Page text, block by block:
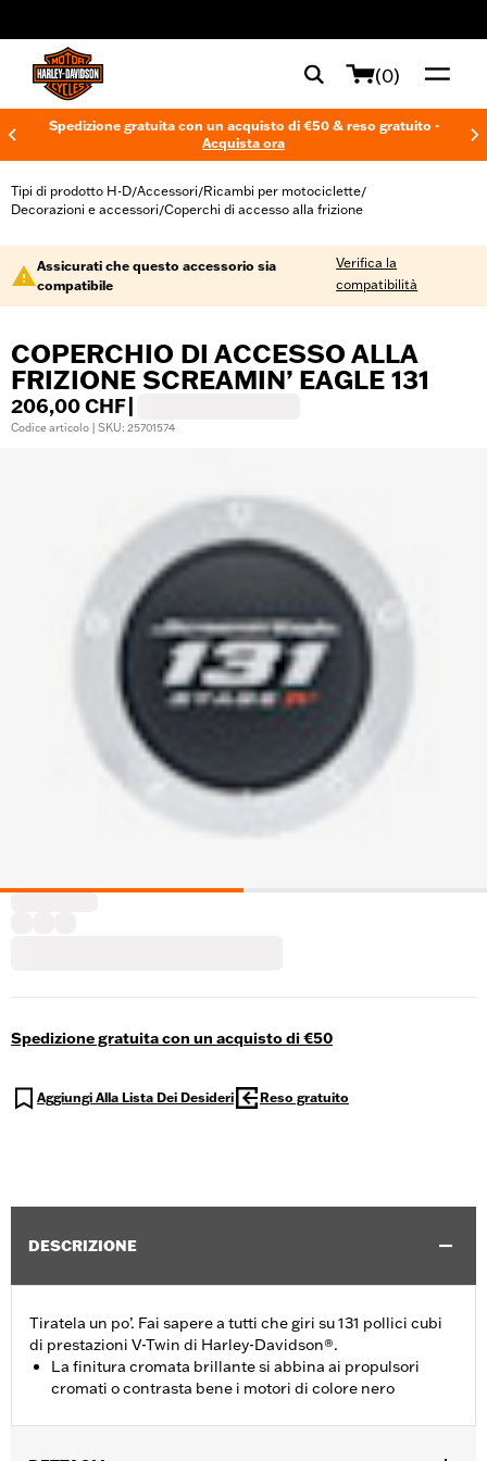
(0)
Spedizione gratuita con un acquisto di €50 & reso gratuito -
Acquista ora
Tipi di prodotto H-D/Accessori/Ricambi per motociclette/
Decorazioni e accessori/Coperchi di accesso alla frizione
Assicurati che questo accessorio sia
compatibile
Verifica la
compatibilità
COPERCHIO DI ACCESSO ALLA
FRIZIONE SCREAMIN’ EAGLE 131
206,00 CHF
Codice articolo | SKU: 25701574
Spedizione gratuita con un acquisto di €50
Aggiungi Alla Lista Dei Desideri Reso gratuito
DESCRIZIONE
Tiratela un po’. Fai sapere a tutti che giri su 131 pollici cubi
di prestazioni V-Twin di Harley-Davidson®.
La finitura cromata brillante si abbina ai propulsori
cromati o contrasta bene i motori di colore nero